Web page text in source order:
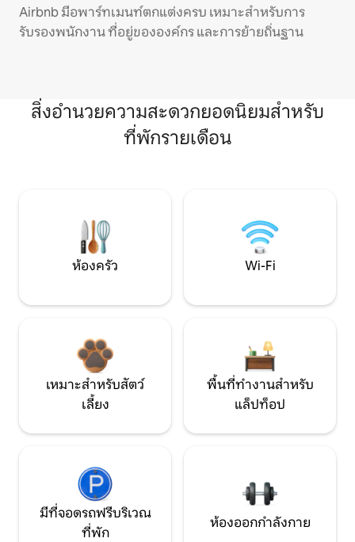
Airbnb มีอพาร์ทเมนท์ตกแต่งครบ เหมาะสำหรับการ
รับรองพนักงาน ที่อยู่ขององค์กร และการย้ายถิ่นฐาน
สิ่งอำนวยความสะดวกยอดนิยมสำหรับ
ที่พักรายเดือน
ห้องครัว Wi-Fi
เหมาะสำหรับสัตว์
เลี้ยง
พื้นที่ทำงานสำหรับ
แล็ปท็อป
มีที่จอดรถฟรีบริเวณ
ที่พัก
ห้องออกกำลังกาย